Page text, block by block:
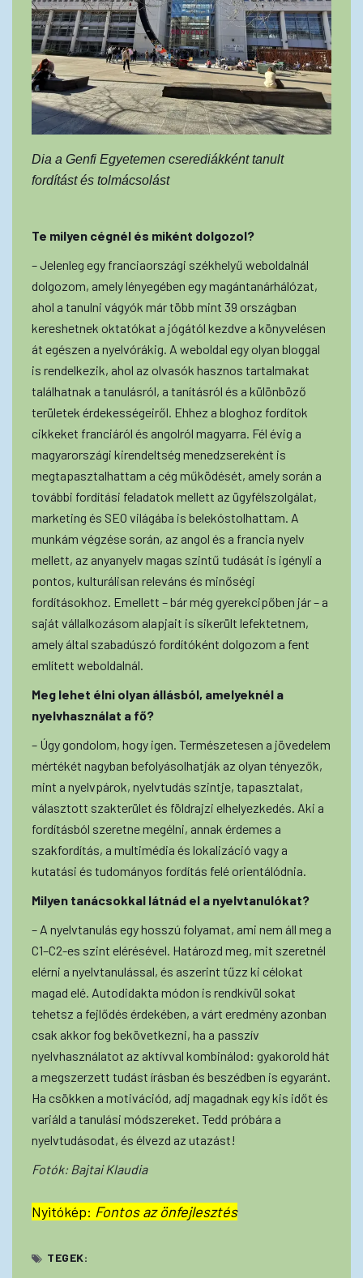
Dia a Genfi Egyetemen cserediákként tanult
fordítást és tolmácsolást
Te milyen cégnél és miként dolgozol?
– Jelenleg egy franciaországi székhelyű weboldalnál
dolgozom, amely lényegében egy magántanárhálózat,
ahol a tanulni vágyók már több mint 39 országban
kereshetnek oktatókat a jógától kezdve a könyvelésen
át egészen a nyelvórákig. A weboldal egy olyan bloggal
is rendelkezik, ahol az olvasók hasznos tartalmakat
találhatnak a tanulásról, a tanításról és a különböző
területek érdekességeiről. Ehhez a bloghoz fordítok
cikkeket franciáról és angolról magyarra. Fél évig a
magyarországi kirendeltség menedzsereként is
megtapasztalhattam a cég működését, amely során a
további fordítási feladatok mellett az ügyfélszolgálat,
marketing és SEO világába is belekóstolhattam. A
munkám végzése során, az angol és a francia nyelv
mellett, az anyanyelv magas szintű tudását is igényli a
pontos, kulturálisan releváns és minőségi
fordításokhoz. Emellett – bár még gyerekcipőben jár – a
saját vállalkozásom alapjait is sikerült lefektetnem,
amely által szabadúszó fordítóként dolgozom a fent
említett weboldalnál.
Meg lehet élni olyan állásból, amelyeknél a
nyelvhasználat a fő?
– Úgy gondolom, hogy igen. Természetesen a jövedelem
mértékét nagyban befolyásolhatják az olyan tényezők,
mint a nyelvpárok, nyelvtudás szintje, tapasztalat,
választott szakterület és földrajzi elhelyezkedés. Aki a
fordításból szeretne megélni, annak érdemes a
szakfordítás, a multimédia és lokalizáció vagy a
kutatási és tudományos fordítás felé orientálódnia.
Milyen tanácsokkal látnád el a nyelvtanulókat?
– A nyelvtanulás egy hosszú folyamat, ami nem áll meg a
C1–C2-es szint elérésével. Határozd meg, mit szeretnél
elérni a nyelvtanulással, és aszerint tűzz ki célokat
magad elé. Autodidakta módon is rendkívül sokat
tehetsz a fejlődés érdekében, a várt eredmény azonban
csak akkor fog bekövetkezni, ha a passzív
nyelvhasználatot az aktívval kombinálod: gyakorold hát
a megszerzett tudást írásban és beszédben is egyaránt.
Ha csökken a motivációd, adj magadnak egy kis időt és
variáld a tanulási módszereket. Tedd próbára a
nyelvtudásodat, és élvezd az utazást!
Fotók: Bajtai Klaudia
Nyitókép: Fontos az önfejlesztés
TEGEK: